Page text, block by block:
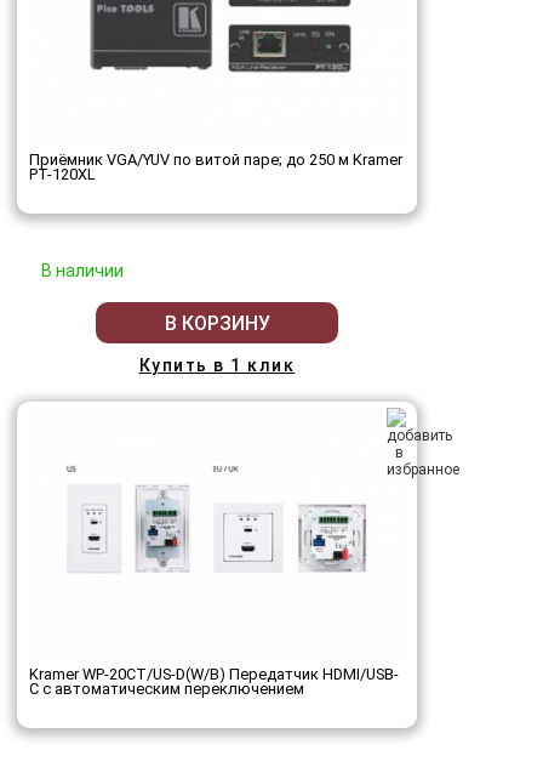
Приёмник VGA/YUV по витой паре; до 250 м Kramer
PT-120XL
В наличии
В КОРЗИНУ
Купить в 1 клик
Kramer WP-20CT/US-D(W/B) Передатчик HDMI/USB-
C с автоматическим переключением